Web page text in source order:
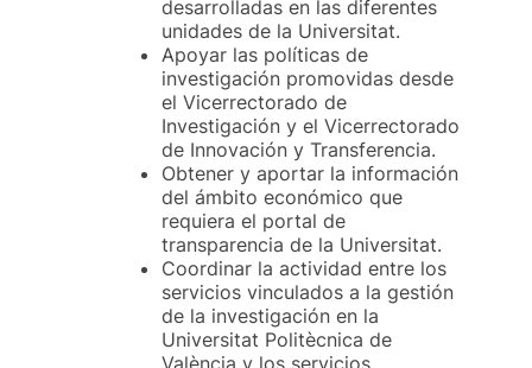
desarrolladas en las diferentes
unidades de la Universitat.
Apoyar las políticas de
investigación promovidas desde
el Vicerrectorado de
Investigación y el Vicerrectorado
de Innovación y Transferencia.
Obtener y aportar la información
del ámbito económico que
requiera el portal de
transparencia de la Universitat.
Coordinar la actividad entre los
servicios vinculados a la gestión
de la investigación en la
Universitat Politècnica de